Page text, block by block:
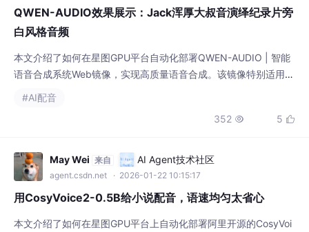
QWEN-AUDIO效果展示：Jack浑厚大叔音演绎纪录片旁
白风格音频
本文介绍了如何在星图GPU平台自动化部署QWEN-AUDIO | 智能
语音合成系统Web镜像，实现高质量语音合成。该镜像特别适用于
纪录片旁白生成，能够以Jack浑厚大叔音色自动演绎专业级解说
#AI配音
352  5 
May Wei 来自 AI Agent技术社区
agent.csdn.net · 2026-01-22 10:15:17
用CosyVoice2-0.5B给小说配音，语速均匀太省心
本文介绍了如何在星图GPU平台上自动化部署阿里开源的CosyVoi